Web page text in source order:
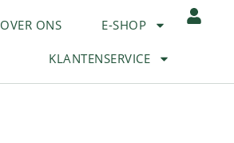
OVER ONS E-SHOP
KLANTENSERVICE